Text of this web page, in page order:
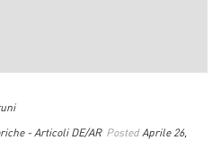
- Articoli DE/AR Posted Aprile 26,